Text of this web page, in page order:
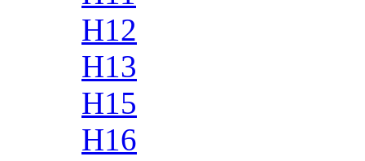
H12
H13
H15
H16